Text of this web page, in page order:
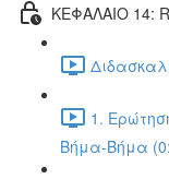
ΚΕΦΑΛΑΙΟ 14:
1.
Βήμα-Βήμα